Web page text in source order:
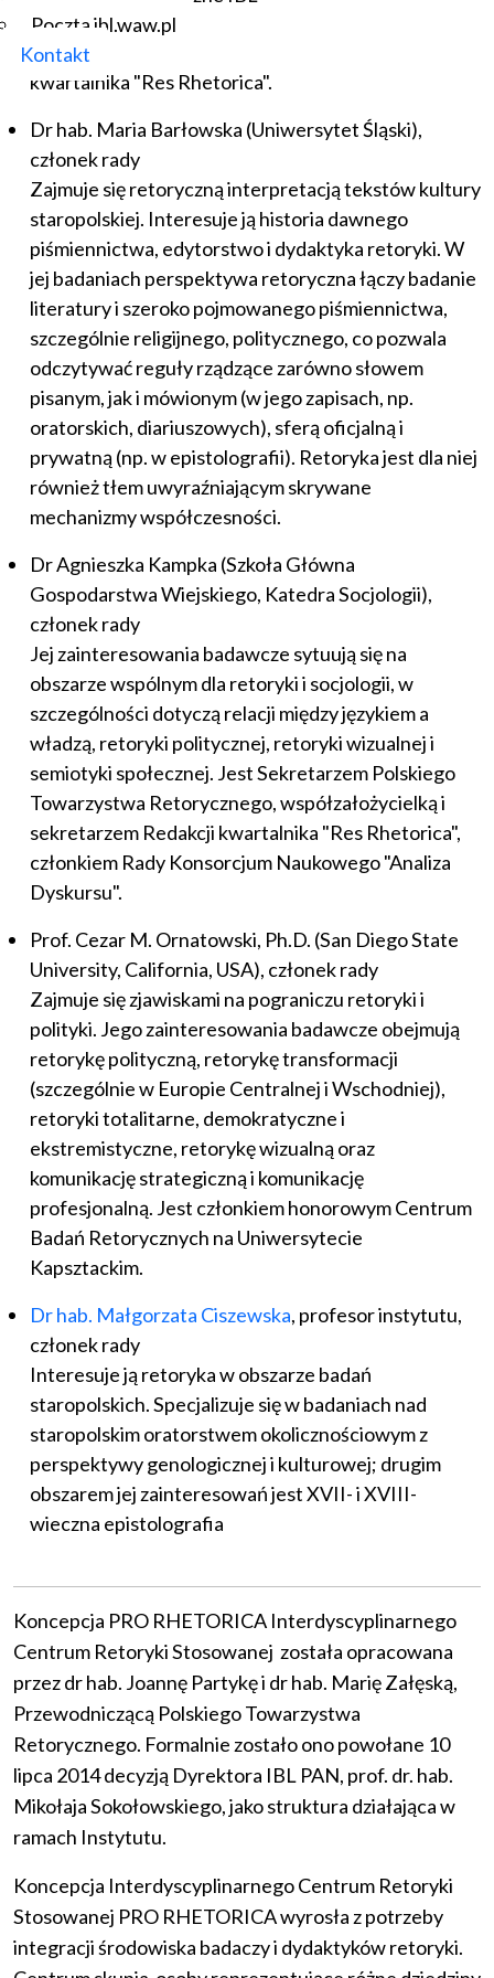
Poczta ibl.waw.pl
Kontakt
Retorycznego, członkiem zarządu Rhetoric Society
of Europe. Pełni funkcję Redaktor Naczelnej
kwartalnika "Res Rhetorica".
Dr hab. Maria Barłowska (Uniwersytet Śląski),
członek rady
Zajmuje się retoryczną interpretacją tekstów kultury
staropolskiej. Interesuje ją historia dawnego
piśmiennictwa, edytorstwo i dydaktyka retoryki. W
jej badaniach perspektywa retoryczna łączy badanie
literatury i szeroko pojmowanego piśmiennictwa,
szczególnie religijnego, politycznego, co pozwala
odczytywać reguły rządzące zarówno słowem
pisanym, jak i mówionym (w jego zapisach, np.
oratorskich, diariuszowych), sferą oficjalną i
prywatną (np. w epistolografii). Retoryka jest dla niej
również tłem uwyraźniającym skrywane
mechanizmy współczesności.
Dr Agnieszka Kampka (Szkoła Główna
Gospodarstwa Wiejskiego, Katedra Socjologii),
członek rady
Jej zainteresowania badawcze sytuują się na
obszarze wspólnym dla retoryki i socjologii, w
szczególności dotyczą relacji między językiem a
władzą, retoryki politycznej, retoryki wizualnej i
semiotyki społecznej. Jest Sekretarzem Polskiego
Towarzystwa Retorycznego, współzałożycielką i
sekretarzem Redakcji kwartalnika "Res Rhetorica",
członkiem Rady Konsorcjum Naukowego "Analiza
Dyskursu".
Prof. Cezar M. Ornatowski, Ph.D. (San Diego State
University, California, USA), członek rady
Zajmuje się zjawiskami na pograniczu retoryki i
polityki. Jego zainteresowania badawcze obejmują
retorykę polityczną, retorykę transformacji
(szczególnie w Europie Centralnej i Wschodniej),
retoryki totalitarne, demokratyczne i
ekstremistyczne, retorykę wizualną oraz
komunikację strategiczną i komunikację
profesjonalną. Jest członkiem honorowym Centrum
Badań Retorycznych na Uniwersytecie
Kapsztackim.
Dr hab. Małgorzata Ciszewska, profesor instytutu,
członek rady
Interesuje ją retoryka w obszarze badań
staropolskich. Specjalizuje się w badaniach nad
staropolskim oratorstwem okolicznościowym z
perspektywy genologicznej i kulturowej; drugim
obszarem jej zainteresowań jest XVII- i XVIII-
wieczna epistolografia
Koncepcja PRO RHETORICA Interdyscyplinarnego
Centrum Retoryki Stosowanej została opracowana
przez dr hab. Joannę Partykę i dr hab. Marię Załęską,
Przewodniczącą Polskiego Towarzystwa
Retorycznego. Formalnie zostało ono powołane 10
lipca 2014 decyzją Dyrektora IBL PAN, prof. dr. hab.
Mikołaja Sokołowskiego, jako struktura działająca w
ramach Instytutu.
Koncepcja Interdyscyplinarnego Centrum Retoryki
Stosowanej PRO RHETORICA wyrosła z potrzeby
integracji środowiska badaczy i dydaktyków retoryki.